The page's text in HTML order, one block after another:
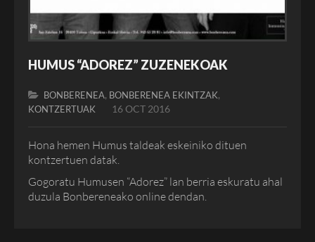
HUMUS “ADOREZ” ZUZENEKOAK
BONBERENEA, BONBERENEA EKINTZAK,
KONTZERTUAK 16 OCT 2016
Hona hemen Humus taldeak eskeiniko dituen
kontzertuen datak.
Gogoratu Humusen “Adorez” lan berria eskuratu ahal
duzula Bonbereneako online dendan.